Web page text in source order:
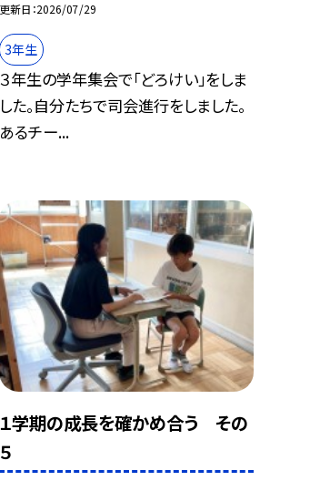
更新日 2026/07/29
3年生
３年生の学年集会で「どろけい」をしま
した。自分たちで司会進行をしました。
あるチー...
１学期の成長を確かめ合う その
５